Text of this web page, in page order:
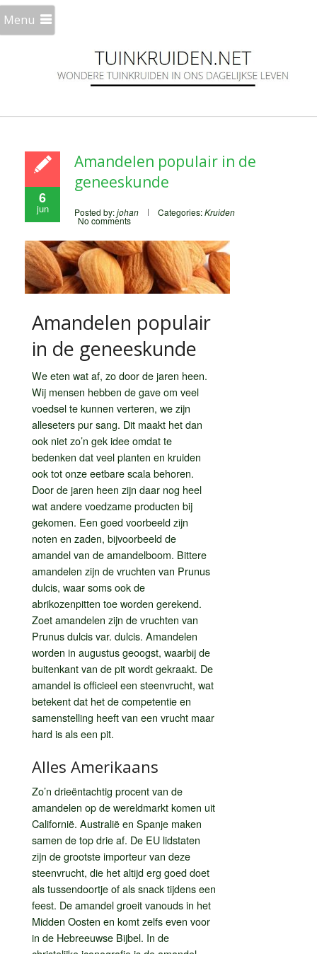
Menu
6
jun
Amandelen populair in de
geneeskunde
Posted by:johan Categories:Kruiden
No comments
Amandelen populair
in de geneeskunde
We eten wat af, zo door de jaren heen.
Wij mensen hebben de gave om veel
voedsel te kunnen verteren, we zijn
alleseters pur sang. Dit maakt het dan
ook niet zo’n gek idee omdat te
bedenken dat veel planten en kruiden
ook tot onze eetbare scala behoren.
Door de jaren heen zijn daar nog heel
wat andere voedzame producten bij
gekomen. Een goed voorbeeld zijn
noten en zaden, bijvoorbeeld de
amandel van de amandelboom. Bittere
amandelen zijn de vruchten van Prunus
dulcis, waar soms ook de
abrikozenpitten toe worden gerekend.
Zoet amandelen zijn de vruchten van
Prunus dulcis var. dulcis. Amandelen
worden in augustus geoogst, waarbij de
buitenkant van de pit wordt gekraakt. De
amandel is officieel een steenvrucht, wat
betekent dat het de competentie en
samenstelling heeft van een vrucht maar
hard is als een pit.
Alles Amerikaans
Zo’n drieëntachtig procent van de
amandelen op de wereldmarkt komen uit
Californië. Australië en Spanje maken
samen de top drie af. De EU lidstaten
zijn de grootste importeur van deze
steenvrucht, die het altijd erg goed doet
als tussendoortje of als snack tijdens een
feest. De amandel groeit vanouds in het
Midden Oosten en komt zelfs even voor
in de Hebreeuwse Bijbel. In de